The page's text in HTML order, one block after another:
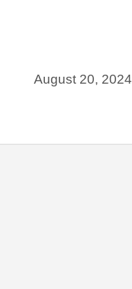
August 20, 2024